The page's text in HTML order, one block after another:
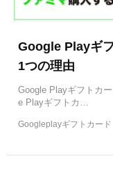
Google Playギ
1つの理由
Google Playギフトカ
e Playギフトカ…
Googleplayギフトカード